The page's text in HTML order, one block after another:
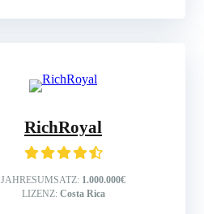
RichRoyal
JAHRESUMSATZ: 1.000.000€
LIZENZ: Costa Rica